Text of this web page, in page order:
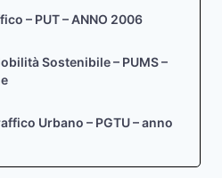
– PUT – ANNO 2006
Sostenibile – PUMS –
Urbano – PGTU – anno